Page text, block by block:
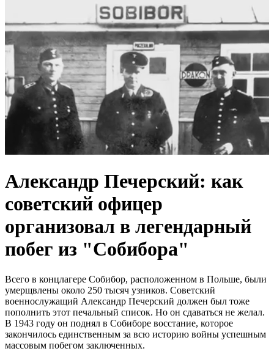
Александр Печерский: как
советский офицер
организовал в легендарный
побег из "Собибора"
Всего в концлагере Собибор, расположенном в Польше, были
умерщвлены около 250 тысяч узников. Советский
военнослужащий Александр Печерский должен был тоже
пополнить этот печальный список. Но он сдаваться не желал.
В 1943 году он поднял в Собиборе восстание, которое
закончилось единственным за всю историю войны успешным
массовым побегом заключенных.